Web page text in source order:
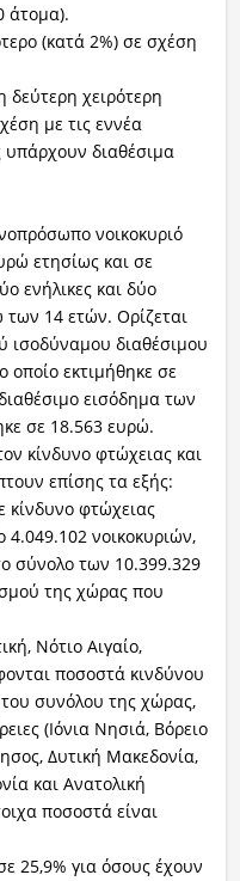
άτομα).
(κατά 2%) σε σχέση
δεύτερη χειρότερη
με τις εννέα
υπάρχουν διαθέσιμα
νοικοκυριό
ετησίως και σε
ενήλικες και δύο
των 14 ετών. Ορίζεται
ισοδύναμου διαθέσιμου
οποίο εκτιμήθηκε σε
εισόδημα των
σε 18.563 ευρώ.
κίνδυνο φτώχειας και
επίσης τα εξής:
κίνδυνο φτώχειας
4.049.102 νοικοκυριών,
σύνολο των 10.399.329
της χώρας που
Νότιο Αιγαίο,
ποσοστά κινδύνου
συνόλου της χώρας,
(Ιόνια Νησιά, Βόρειο
Δυτική Μακεδονία,
και Ανατολική
ποσοστά είναι
25,9% για όσους έχουν